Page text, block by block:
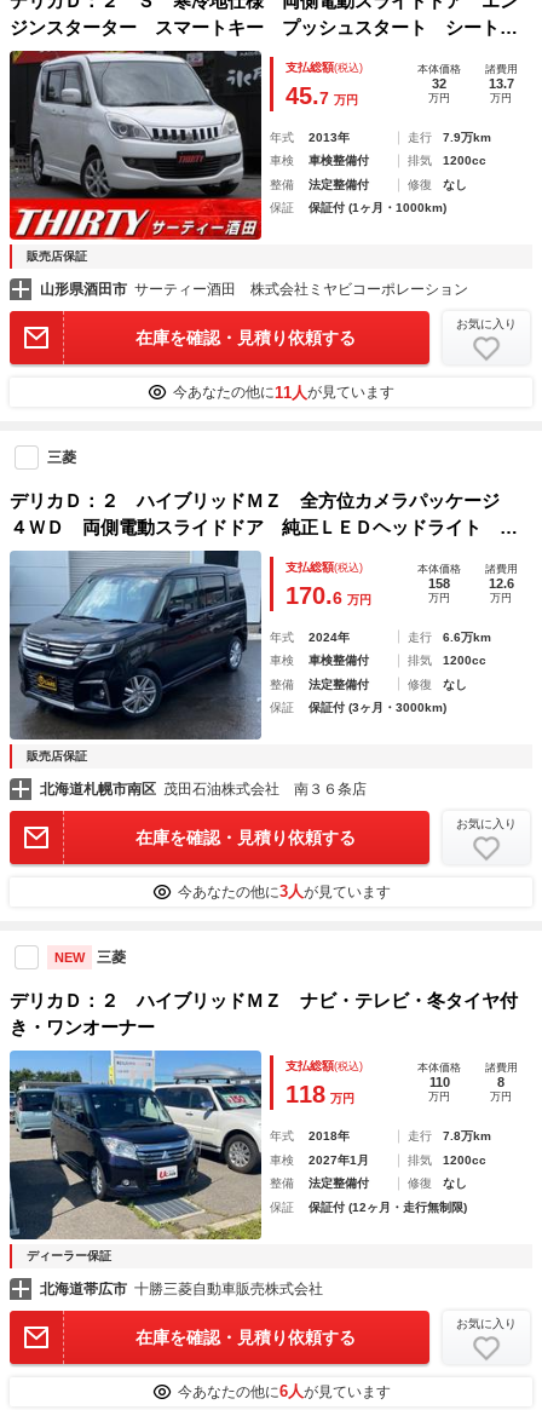
ジンスターター スマートキー プッシュスタート シートヒ
ータ― ミラーヒーター ＣＤ再生 ＨＩＤヘッドライト 前
フォグランプ ドアバイザー オートエアコン
支払総額(税込)
45.7 万円
本体価格
32
万円
諸費用
13.7
万円
年式 2013年 走行
7.9万km
車検
車検整備付 排気
1200cc
整備
法定整備付 修復
なし
保証
保証付 (1ヶ月・1000km)
販売店保証
山形県酒田市 サーティー酒田 株式会社ミヤビコーポレーション
在庫を確認・見積り依頼する
お気に入り
今あなたの他に11人が見ています
三菱
デリカＤ：２ ハイブリッドＭＺ 全方位カメラパッケージ
４ＷＤ 両側電動スライドドア 純正ＬＥＤヘッドライト オ
ートライト 社外ナビＴＶ 全方位モニター ハイブリット
車 ヘッドアップディスプレイ 衝突軽減ブレーキ 追従クル
コン
支払総額(税込)
170.6 万円
本体価格
158
万円
諸費用
12.6
万円
年式 2024年 走行
6.6万km
車検
車検整備付 排気
1200cc
整備
法定整備付 修復
なし
保証
保証付 (3ヶ月・3000km)
販売店保証
北海道札幌市南区 茂田石油株式会社 南３６条店
在庫を確認・見積り依頼する
お気に入り
今あなたの他に3人が見ています
NEW 三菱
デリカＤ：２ ハイブリッドＭＺ ナビ・テレビ・冬タイヤ付
き・ワンオーナー
支払総額(税込)
118 万円
本体価格
110
万円
諸費用
8
万円
年式 2018年 走行
7.8万km
車検
2027年1月 排気
1200cc
整備
法定整備付 修復
なし
保証
保証付 (12ヶ月・走行無制限)
ディーラー保証
北海道帯広市 十勝三菱自動車販売株式会社
在庫を確認・見積り依頼する
お気に入り
今あなたの他に6人が見ています